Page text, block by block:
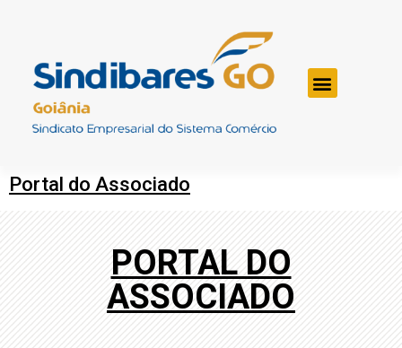
Portal do Associado
PORTAL DO
ASSOCIADO